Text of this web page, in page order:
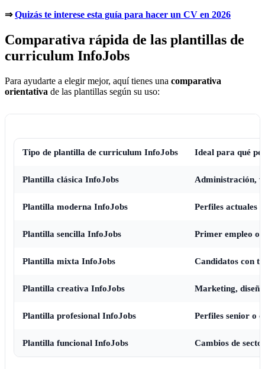
⇒Quizás te interese esta guía para hacer un CV en 2026
Comparativa rápida de las plantillas de
curriculum InfoJobs
Para ayudarte a elegir mejor, aquí tienes una comparativa
orientativa de las plantillas según su uso:
Tipo de plantilla de curriculum InfoJobs Ideal para qué
Plantilla clásica InfoJobs Administración,
Plantilla moderna InfoJobs Perfiles actuales
Plantilla sencilla InfoJobs Primer empleo o
Plantilla mixta InfoJobs Candidatos con
Plantilla creativa InfoJobs Marketing,
Plantilla profesional InfoJobs Perfiles senior o
Plantilla funcional InfoJobs Cambios de